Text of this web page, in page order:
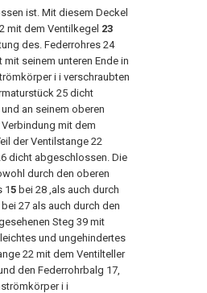
ist. Mit diesem Deckel
mit dem Ventilkegel 23
des. Federrohres 24
seinem unteren Ende in
i i verschraubten
25 dicht
an seinem oberen
mit dem
der Ventilstange 22
dicht abgeschlossen. Die
durch den oberen
15 bei 28 ,als auch durch
27 als auch durch den
Steg 39 mit
und ungehindertes
22 mit dem Ventilteller
den Federrohrbalg 17,
i i